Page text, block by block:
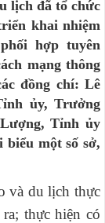
lịch đã tổ chức
khai nhiệm
hợp tuyên
mạng thông
đồng chí: Lê
ủy, Trưởng
Tỉnh ủy
một số sở,
và du lịch thực
thực hiện có